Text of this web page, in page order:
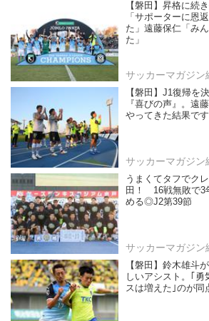
【磐田】昇格に続
「サポーターに恩
た」遠藤保仁「み
た」
サッカーマガジン
【磐田】J1復帰を
『喜びの声』。遠
やってきた結果です
サッカーマガジン
うまくてタフでク
田！ 16戦無敗で3
める◎J2第39節
サッカーマガジン
【磐田】鈴木雄斗
しいアシスト。｢
スは増えた｣のが同